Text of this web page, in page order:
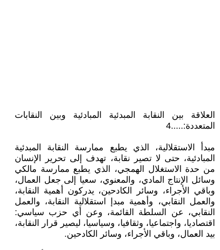
العلاقة بين النقابة المبدئية المبادئية وبين النقابات
المتعددة:.....4
مبدأ الاستقلالية، الذي يطبع ممارسة النقابة المبدئية
المبادئية، حتى لا تصير نقابة، تهدف إلى تحرير الإنسان
من حدة الاستغلال الهمجي، الذي يطبع ممارسة مالكي
وسائل الإنتاج المادي، والمعنوي، سعيا إلى جعل العمال،
وباقي الأجراء، وسائر الكادحين، يدركون أهمية النقابة،
والعمل النقابي، وأهمية مبدإ استقلالية النقابة، والعمل
النقابي، عن السلطة القائمة، وعن أي حزب سياسي:
اقتصاديا، واجتماعيا، وثقافيا، وسياسيا، ليصير قرار النقابة،
بيد العمال، وباقي الأجراء، وسائر الكادحين.